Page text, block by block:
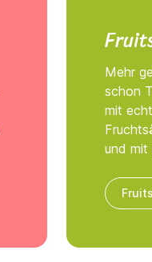
Mehr
schon
mit
und mit